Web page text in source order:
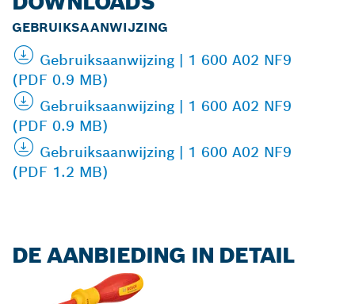
GEBRUIKSAANWIJZING
Gebruiksaanwijzing | 1 600 A02 NF9
(PDF 0.9 MB)
Gebruiksaanwijzing | 1 600 A02 NF9
(PDF 0.9 MB)
Gebruiksaanwijzing | 1 600 A02 NF9
(PDF 1.2 MB)
DE AANBIEDING IN DETAIL